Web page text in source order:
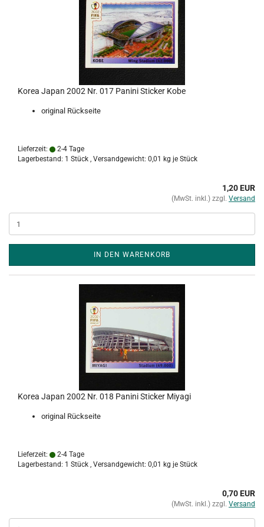
Korea Japan 2002 Nr. 017 Panini Sticker Kobe
original Rückseite
Lieferzeit:
2-4 Tage
Lagerbestand: 1 Stück , Versandgewicht: 0,01 kg je Stück
1,20 EUR
(MwSt. inkl.) zzgl. Versand
IN DEN WARENKORB
Korea Japan 2002 Nr. 018 Panini Sticker Miyagi
original Rückseite
Lieferzeit:
2-4 Tage
Lagerbestand: 1 Stück , Versandgewicht: 0,01 kg je Stück
0,70 EUR
(MwSt. inkl.) zzgl. Versand